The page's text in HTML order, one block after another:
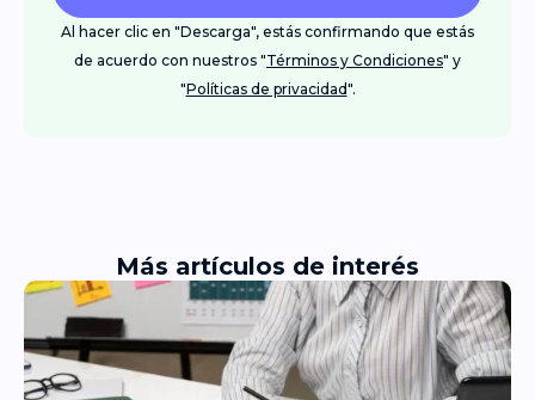
Al hacer clic en "Descarga", estás confirmando que estás
de acuerdo con nuestros "Términos y Condiciones" y
"Políticas de privacidad".
Más artículos de interés